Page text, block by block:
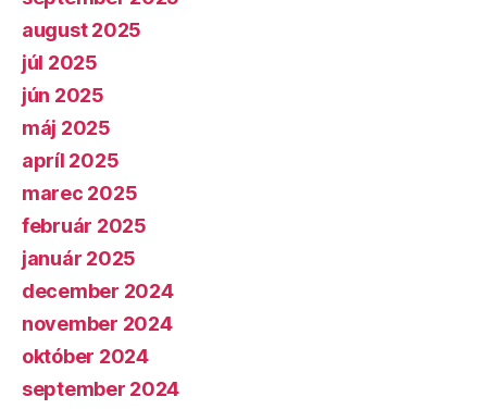
august 2025
júl 2025
jún 2025
máj 2025
apríl 2025
marec 2025
február 2025
január 2025
december 2024
november 2024
október 2024
september 2024